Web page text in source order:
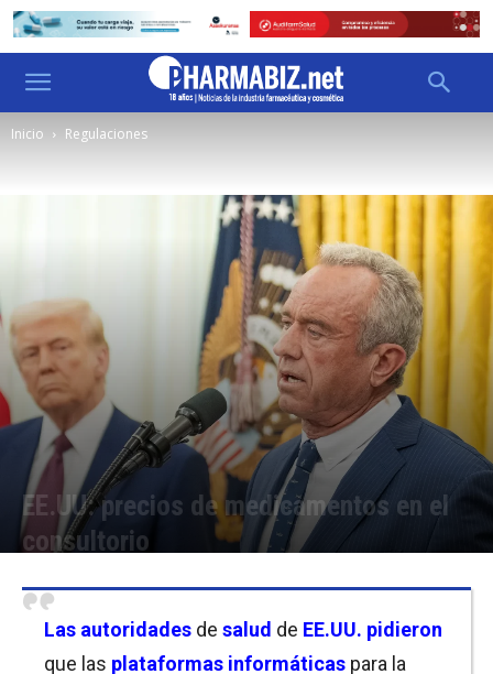
Inicio Regulaciones
EE.UU: precios de medicamentos en el
consultorio
Las autoridades de salud de EE.UU. pidieron
que las plataformas informáticas para la